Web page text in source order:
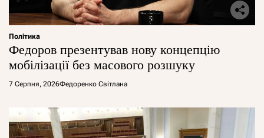
Політика
Федоров презентував нову концепцію
мобілізації без масового розшуку
7 Серпня, 2026Федоренко Світлана